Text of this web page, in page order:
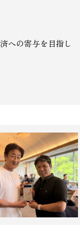
への寄与を目指し